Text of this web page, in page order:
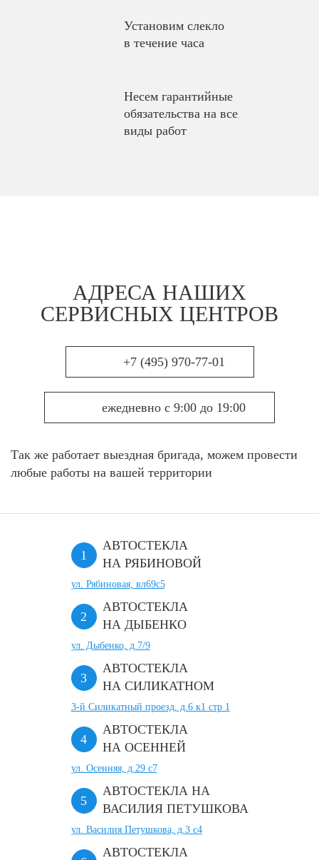
Установим слекло
в течение часа
Несем гарантийные
обязательства на все
виды работ
АДРЕСА НАШИХ
СЕРВИСНЫХ ЦЕНТРОВ
+7 (495) 970-77-01
ежедневно с 9:00 до 19:00
Так же работает выездная бригада, можем провести
любые работы на вашей территории
АВТОСТЕКЛА
НА РЯБИНОВОЙ
ул. Рябиновая, вл69с5
АВТОСТЕКЛА
НА ДЫБЕНКО
ул. Дыбенко, д.7/9
АВТОСТЕКЛА
НА СИЛИКАТНОМ
3-й Силикатный проезд, д.6 к1 стр 1
АВТОСТЕКЛА
НА ОСЕННЕЙ
ул. Осенняя, д.29 с7
АВТОСТЕКЛА НА
ВАСИЛИЯ ПЕТУШКОВА
ул. Василия Петушкова, д.3 с4
АВТОСТЕКЛА